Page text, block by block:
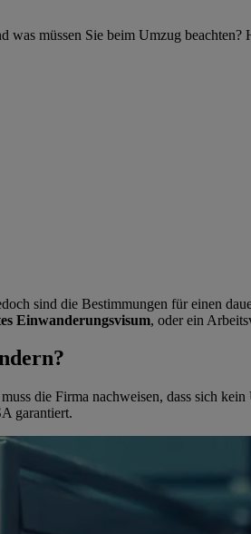
müssen Sie beim Umzug beachten?
sind die Bestimmungen für einen
Einwanderungsvisum, oder ein
die Firma nachweisen, dass sich
garantiert.